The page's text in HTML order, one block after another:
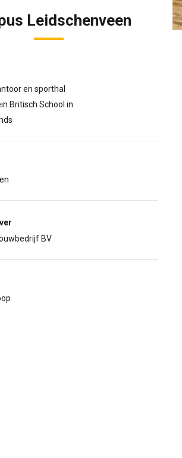
Leidschenveen
en sporthal
Britisch School in
BV